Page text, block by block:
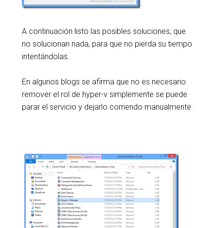
A continuación listo las posibles soluciones, que
no solucionan nada, para que no pierda su tiempo
intentándolas.
En algunos blogs se afirma que no es necesario
remover el rol de hyper-v simplemente se puede
parar el servicio y dejarlo corriendo manualmente.